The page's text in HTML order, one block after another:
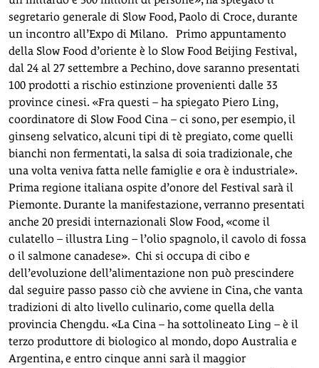
segretario generale di Slow Food, Paolo di Croce, durante
un incontro all’Expo di Milano. Primo appuntamento
della Slow Food d’oriente è lo Slow Food Beijing Festival,
dal 24 al 27 settembre a Pechino, dove saranno presentati
100 prodotti a rischio estinzione provenienti dalle 33
province cinesi. «Fra questi – ha spiegato Piero Ling,
coordinatore di Slow Food Cina – ci sono, per esempio, il
ginseng selvatico, alcuni tipi di tè pregiato, come quelli
bianchi non fermentati, la salsa di soia tradizionale, che
una volta veniva fatta nelle famiglie e ora è industriale».
Prima regione italiana ospite d’onore del Festival sarà il
Piemonte. Durante la manifestazione, verranno presentati
anche 20 presidi internazionali Slow Food, «come il
culatello – illustra Ling – l’olio spagnolo, il cavolo di fossa
o il salmone canadese». Chi si occupa di cibo e
dell’evoluzione dell’alimentazione non può prescindere
dal seguire passo passo ciò che avviene in Cina, che vanta
tradizioni di alto livello culinario, come quella della
provincia Chengdu. «La Cina – ha sottolineato Ling – è il
terzo produttore di biologico al mondo, dopo Australia e
Argentina, e entro cinque anni sarà il maggior